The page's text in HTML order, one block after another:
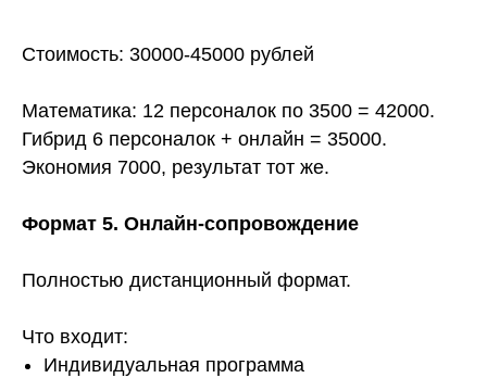
Стоимость: 30000-45000 рублей
Математика: 12 персоналок по 3500 = 42000.
Гибрид 6 персоналок + онлайн = 35000.
Экономия 7000, результат тот же.
Формат 5. Онлайн-сопровождение
Полностью дистанционный формат.
Что входит:
Индивидуальная программа